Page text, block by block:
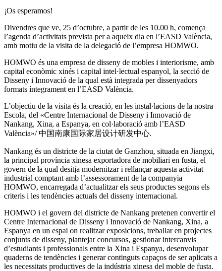
¡Os esperamos!
Divendres que ve, 25 d’octubre, a partir de les 10.00 h, comença
l’agenda d’activitats prevista per a aqueix dia en l’EASD València,
amb motiu de la visita de la delegació de l’empresa HOMWO.
HOMWO és una empresa de disseny de mobles i interiorisme, amb
capital econòmic xinés i capital intel·lectual espanyol, la secció de
Disseny i Innovació de la qual està integrada per dissenyadors
formats íntegrament en l’EASD València.
L’objectiu de la visita és la creació, en les instal·lacions de la nostra
Escola, del «Centre Internacional de Disseny i Innovació de
Nankang, Xina, a Espanya, en col·laboració amb l’EASD
València»/ 中国南康国际家居设计研发中心.
Nankang és un districte de la ciutat de Ganzhou, situada en Jiangxi,
la principal província xinesa exportadora de mobiliari en fusta, el
govern de la qual desitja modernitzar i rellançar aquesta activitat
industrial comptant amb l’assessorament de la companyia
HOMWO, encarregada d’actualitzar els seus productes segons els
criteris i les tendències actuals del disseny internacional.
HOMWO i el govern del districte de Nankang pretenen convertir el
Centre Internacional de Disseny i Innovació de Nankang, Xina, a
Espanya en un espai on realitzar exposicions, treballar en projectes
conjunts de disseny, plantejar concursos, gestionar intercanvis
d’estudiants i professionals entre la Xina i Espanya, desenvolupar
quaderns de tendències i generar continguts capaços de ser aplicats a
les necessitats productives de la indústria xinesa del moble de fusta.